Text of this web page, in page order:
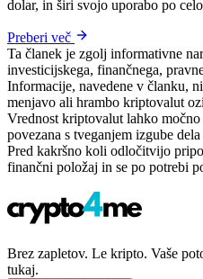
dolar, in širi svojo uporabo po
Preberi več
Ta članek je zgolj informativne
investicijskega, finančnega,
Informacije, navedene v članku,
menjavo ali hrambo kriptovalut
Vrednost kriptovalut lahko
povezana s tveganjem izgube
Pred kakršno koli odločitvijo
finančni položaj in se po potrebi
Brez zapletov. Le kripto. Vaše
tukaj.